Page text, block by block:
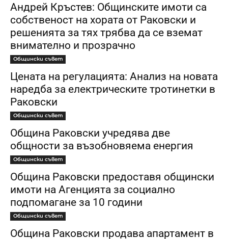
Андрей Кръстев: Общинските имоти са
собственост на хората от Раковски и
решенията за тях трябва да се вземат
внимателно и прозрачно
Общински съвет
Цената на регулацията: Анализ на новата
наредба за електрическите тротинетки в
Раковски
Общински съвет
Община Раковски учредява две
общности за възобновяема енергия
Общински съвет
Община Раковски предоставя общински
имоти на Агенцията за социално
подпомагане за 10 години
Общински съвет
Община Раковски продава апартамент в